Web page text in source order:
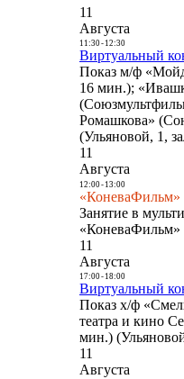
11
Августа
11:30- 12:30
Виртуальный
Показ м/ф
16 мин.);
Ромашкова»
(Ульяновой, 1,
11
Августа
12:00- 13:00
«КоневаФильм»
Занятие в
«КоневаФильм»
11
Августа
17:00- 18:00
Виртуальный
Показ х/ф
театра и кино
мин.)
11
Августа